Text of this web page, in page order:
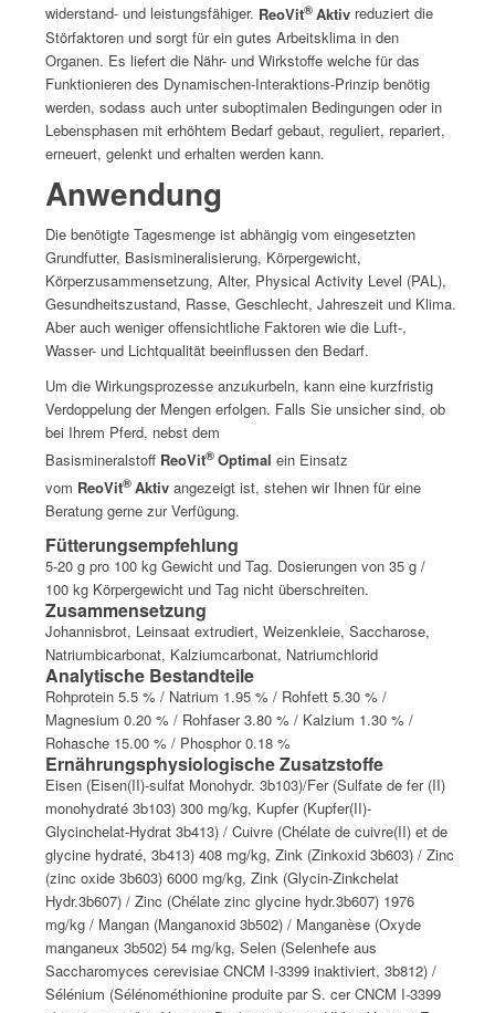
widerstand- und leistungsfähiger. ReoVit® Aktivreduziert die
Störfaktoren und sorgt für ein gutes Arbeitsklima in den
Organen. Es liefert die Nähr- und Wirkstoffe welche für das
Funktionieren des Dynamischen-Interaktions-Prinzip benötig
werden, sodass auch unter suboptimalen Bedingungen oder in
Lebensphasen mit erhöhtem Bedarf gebaut, reguliert, repariert,
erneuert, gelenkt und erhalten werden kann.
Anwendung
Die benötigte Tagesmenge ist abhängig vom eingesetzten
Grundfutter, Basismineralisierung, Körpergewicht,
Körperzusammensetzung, Alter, Physical Activity Level (PAL),
Gesundheitszustand, Rasse, Geschlecht, Jahreszeit und Klima.
Aber auch weniger offensichtliche Faktoren wie die Luft-,
Wasser- und Lichtqualität beeinflussen den Bedarf.
Um die Wirkungsprozesse anzukurbeln, kann eine kurzfristig
Verdoppelung der Mengen erfolgen. Falls Sie unsicher sind, ob
bei Ihrem Pferd, nebst dem
Basismineralstoff ReoVit® Optimal ein Einsatz
vom ReoVit® Aktivangezeigt ist, stehen wir Ihnen für eine
Beratung gerne zur Verfügung.
Fütterungsempfehlung
5-20 g pro 100 kg Gewicht und Tag. Dosierungen von 35 g /
100 kg Körpergewicht und Tag nicht überschreiten.
Zusammensetzung
Johannisbrot, Leinsaat extrudiert, Weizenkleie, Saccharose,
Natriumbicarbonat, Kalziumcarbonat, Natriumchlorid
Analytische Bestandteile
Rohprotein 5.5 % / Natrium 1.95 % / Rohfett 5.30 % /
Magnesium 0.20 % / Rohfaser 3.80 % / Kalzium 1.30 % /
Rohasche 15.00 % / Phosphor 0.18 %
Ernährungsphysiologische Zusatzstoffe
Eisen (Eisen(II)-sulfat Monohydr. 3b103)/Fer (Sulfate de fer (II)
monohydraté 3b103) 300 mg/kg, Kupfer (Kupfer(II)-
Glycinchelat-Hydrat 3b413) / Cuivre (Chélate de cuivre(II) et de
glycine hydraté, 3b413) 408 mg/kg, Zink (Zinkoxid 3b603) / Zinc
(zinc oxide 3b603) 6000 mg/kg, Zink (Glycin-Zinkchelat
Hydr.3b607) / Zinc (Chélate zinc glycine hydr.3b607) 1976
mg/kg / Mangan (Manganoxid 3b502) / Manganèse (Oxyde
manganeux 3b502) 54 mg/kg, Selen (Selenhefe aus
Saccharomyces cerevisiae CNCM I-3399 inaktiviert, 3b812) /
Sélénium (Sélénométhionine produite par S. cer CNCM I-3399